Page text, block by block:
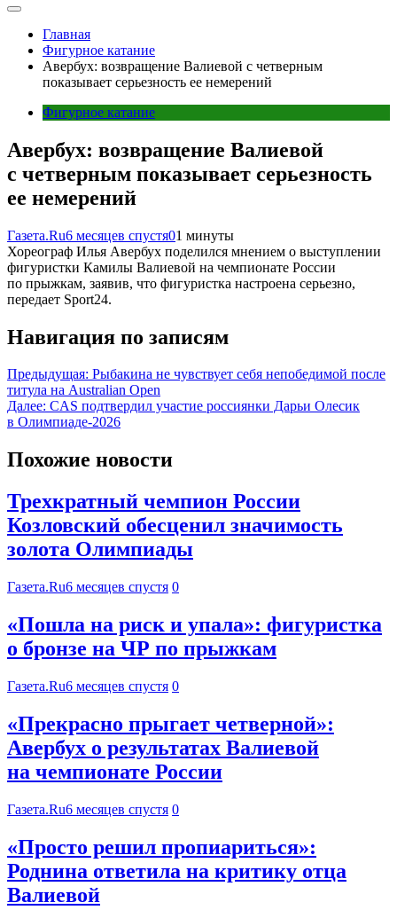
Главная
Фигурное катание
Авербух: возвращение Валиевой с четверным
показывает серьезность ее немерений
Фигурное катание
Авербух: возвращение Валиевой
с четверным показывает серьезность
ее немерений
Газета.Ru6 месяцев спустя01 минуты
Хореограф Илья Авербух поделился мнением о выступлении
фигуристки Камилы Валиевой на чемпионате России
по прыжкам, заявив, что фигуристка настроена серьезно,
передает Sport24.
Навигация по записям
Предыдущая: Рыбакина не чувствует себя непобедимой после
титула на Australian Open
Далее: CAS подтвердил участие россиянки Дарьи Олесик
в Олимпиаде-2026
Похожие новости
Трехкратный чемпион России
Козловский обесценил значимость
золота Олимпиады
Газета.Ru6 месяцев спустя 0
«Пошла на риск и упала»: фигуристка
о бронзе на ЧР по прыжкам
Газета.Ru6 месяцев спустя 0
«Прекрасно прыгает четверной»:
Авербух о результатах Валиевой
на чемпионате России
Газета.Ru6 месяцев спустя 0
«Просто решил пропиариться»:
Роднина ответила на критику отца
Валиевой